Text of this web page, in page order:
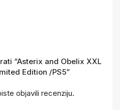
“Asterix and Obelix XXL
Edition /PS5”
objavili recenziju.